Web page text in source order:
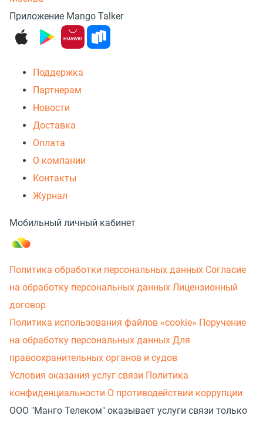
Приложение Mango Talker
Поддержка
Партнерам
Новости
Доставка
Оплата
О компании
Контакты
Журнал
Мобильный личный кабинет
Политика обработки персональных данных Согласие
на обработку персональных данных Лицензионный
договор
Политика использования файлов «cookie» Поручение
на обработку персональных данных Для
правоохранительных органов и судов
Условия оказания услуг связи Политика
конфиденциальности О противодействии коррупции
ООО "Манго Телеком" оказывает услуги связи только